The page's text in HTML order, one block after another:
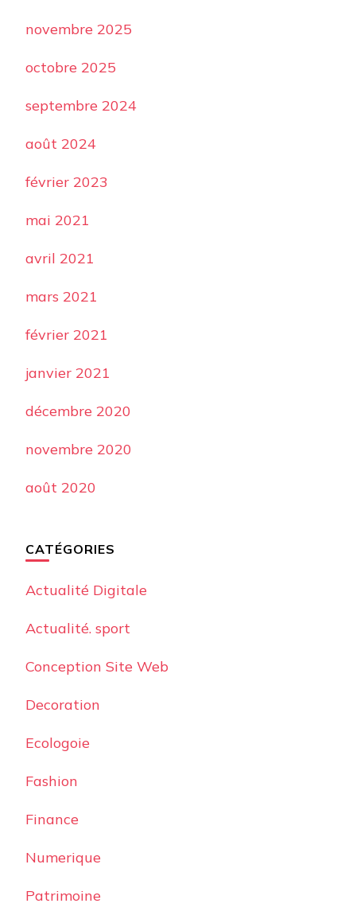
novembre 2025
octobre 2025
septembre 2024
août 2024
février 2023
mai 2021
avril 2021
mars 2021
février 2021
janvier 2021
décembre 2020
novembre 2020
août 2020
CATÉGORIES
Actualité Digitale
Actualité. sport
Conception Site Web
Decoration
Ecologoie
Fashion
Finance
Numerique
Patrimoine